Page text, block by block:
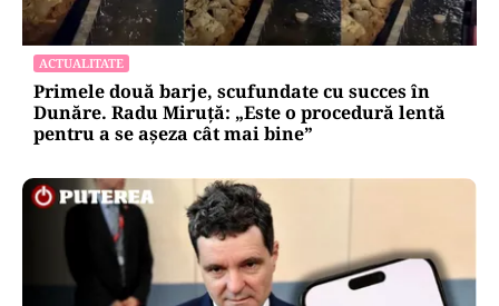
ACTUALITATE
Primele două barje, scufundate cu succes în
Dunăre. Radu Miruță: „Este o procedură lentă
pentru a se așeza cât mai bine”